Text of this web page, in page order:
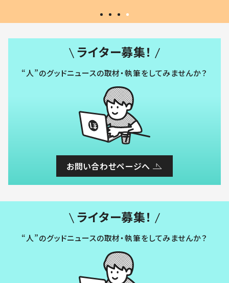
ライター募集！
“人”のグッドニュースの取材・執筆をしてみませんか？
お問い合わせページへ
ライター募集！
“人”のグッドニュースの取材・執筆をしてみませんか？